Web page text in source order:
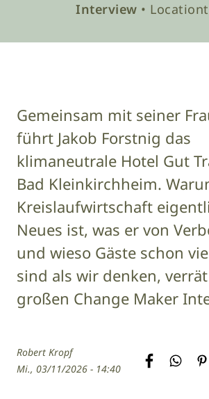
Interview •
Gemeinsam mit seiner
führt Jakob Forstnig das
klimaneutrale Hotel Gut
Bad Kleinkirchheim.
Kreislaufwirtschaft
Neues ist, was er von
und wieso Gäste schon
sind als wir denken,
großen Change Maker
Robert Kropf
Mi., 03/11/2026 - 14:40